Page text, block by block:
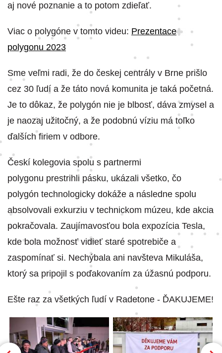
aj nové poznanie a to potom zdieľať.
Viac o polygóne v tomto videu: Prezentace
polygonu 2023
Sme veľmi radi, že do českej centrály v Brne prišlo
cez 30 ľudí a že táto nová komunita je taká početná.
Je to dôkaz, že polygón nie je blbosť, dáva zmysel a
je naozaj užitočný, a že podobnú víziu má toľko
ďalších firiem v odbore.
Českí kolegovia spolu s partnermi
polygonu prestrihli pásku, ukázali všetko, čo
polygón technologicky dokáže a následne spolu
absolvovali exkurziu v technickom múzeu, kde akcia
pokračovala. Zaujímavosťou bola expozícia Tesla,
kde bola možnosť vidieť staré spotrebiče a
zaspomínať si. Nechýbala ani navšteva Mikuláša,
ktorý sa pripojil s poďakovaním za úžasnú podporu.
Ešte raz za všetkých ľudí v Radetone - ĎAKUJEME!